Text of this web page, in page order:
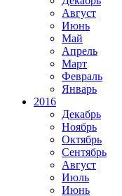
Август
Июнь
Май
Апрель
Март
Февраль
Январь
2016
Декабрь
Ноябрь
Октябрь
Сентябрь
Август
Июль
Июнь